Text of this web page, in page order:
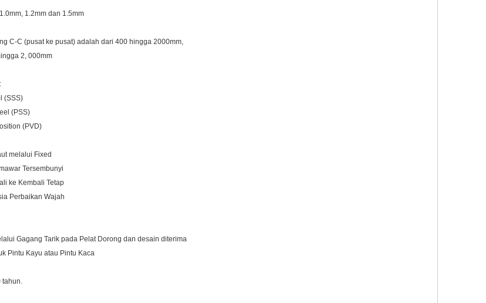
1.2mm dan 1.5mm
C-C (pusat ke pusat) adalah dari 400 hingga 2000mm,
2, 000mm
(SSS)
(PSS)
(PVD)
melalui Fixed
Tetap
Wajah
Gagang Tarik pada Pelat Dorong dan desain diterima
Pintu Kayu atau Pintu Kaca
tahun.